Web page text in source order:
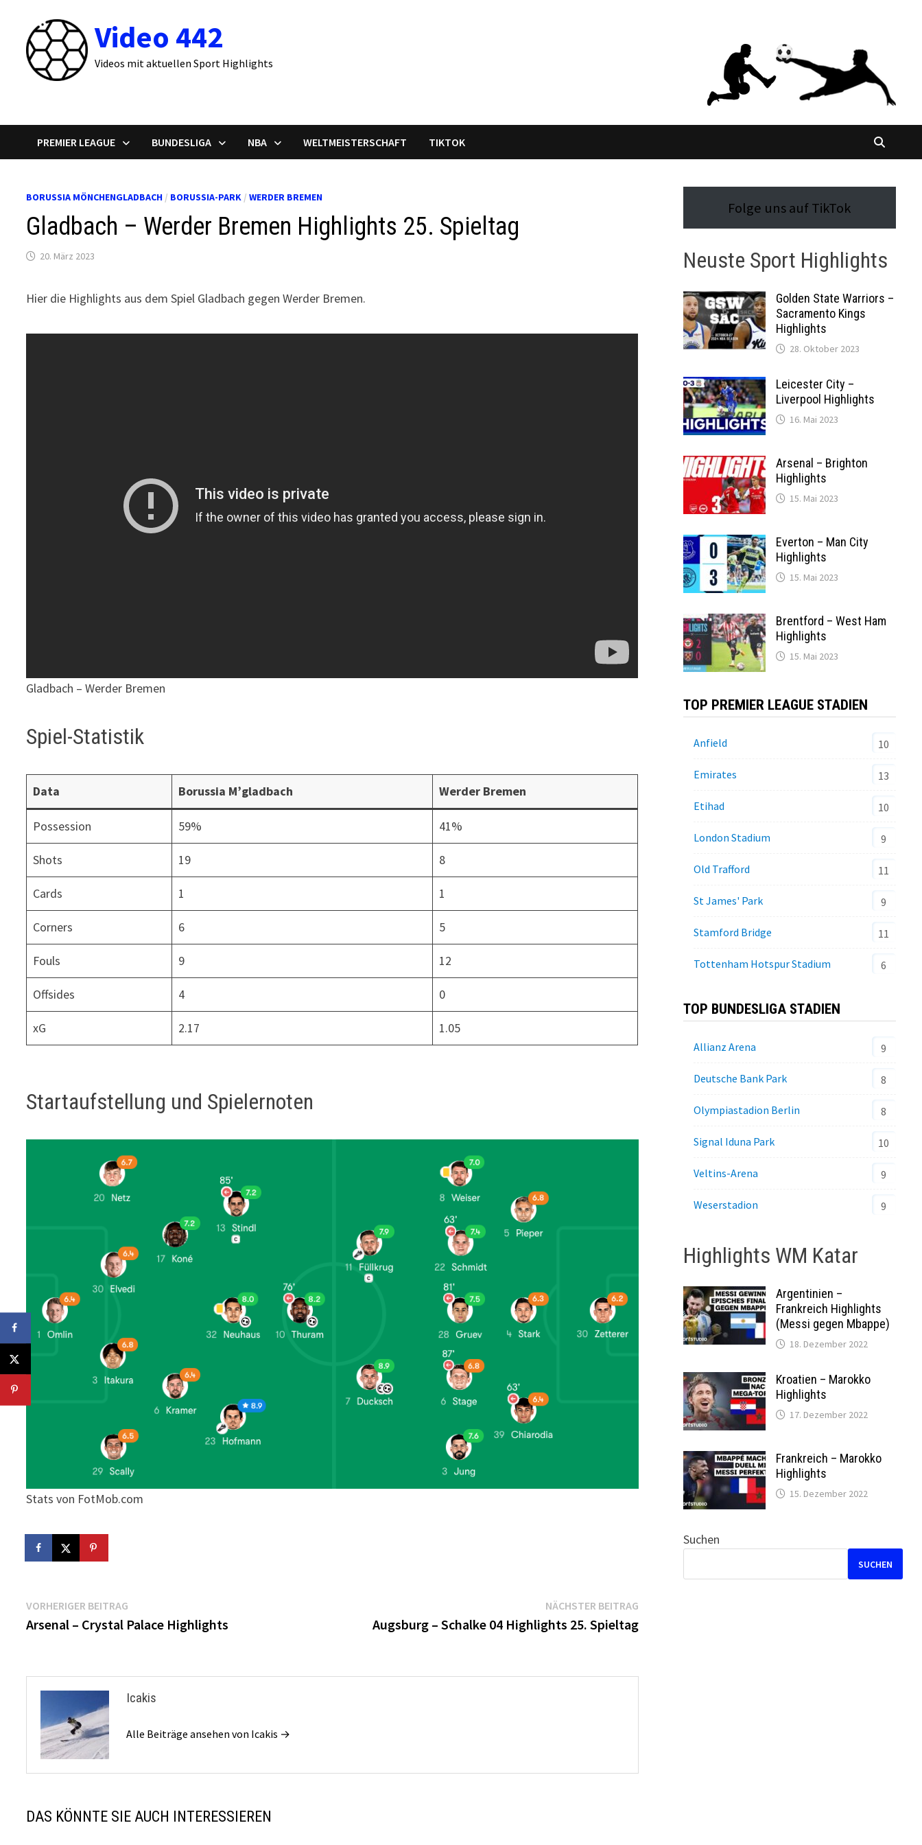
springen
Video 442
Videos mit aktuellen Sport Highlights
PREMIER LEAGUE BUNDESLIGA NBA WELTMEISTERSCHAFT TIKTOK
BORUSSIA MÖNCHENGLADBACH / BORUSSIA-PARK /WERDER BREMEN
Gladbach – Werder Bremen Highlights 25. Spieltag
20. März 2023
Hier die Highlights aus dem Spiel Gladbach gegen Werder Bremen.
Gladbach – Werder Bremen
Spiel-Statistik
Data Borussia M’gladbach Werder Bremen
Possession 59% 41%
Shots 19 8
Cards 1 1
Corners 6 5
Fouls 9 12
Offsides 4 0
xG 2.17 1.05
Startaufstellung und Spielernoten
Stats von FotMob.com
Beitragsnavigation
VORHERIGER BEITRAG
Beitrag:
Arsenal – Crystal Palace Highlights
NÄCHSTER BEITRAGNächster
Beitrag:
Augsburg – Schalke 04 Highlights 25. Spieltag
Icakis
Alle Beiträge ansehen von Icakis →
DAS KÖNNTE SIE AUCH INTERESSIEREN
Folge uns auf TikTok
Neuste Sport Highlights
Golden State Warriors –
Sacramento Kings
Highlights
28. Oktober 2023
Leicester City –
Liverpool Highlights
16. Mai 2023
Arsenal – Brighton
Highlights
15. Mai 2023
Everton – Man City
Highlights
15. Mai 2023
Brentford – West Ham
Highlights
15. Mai 2023
TOP PREMIER LEAGUE STADIEN
Anfield 10
Emirates 13
Etihad 10
London Stadium 9
Old Trafford 11
St James' Park 9
Stamford Bridge 11
Tottenham Hotspur Stadium 6
TOP BUNDESLIGA STADIEN
Allianz Arena 9
Deutsche Bank Park 8
Olympiastadion Berlin 8
Signal Iduna Park 10
Veltins-Arena 9
Weserstadion 9
Highlights WM Katar
Argentinien –
Frankreich Highlights
(Messi gegen Mbappe)
18. Dezember 2022
Kroatien – Marokko
Highlights
17. Dezember 2022
Frankreich – Marokko
Highlights
15. Dezember 2022
Suchen
SUCHEN